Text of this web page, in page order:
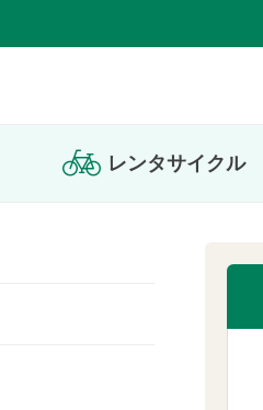
レンタサイクル